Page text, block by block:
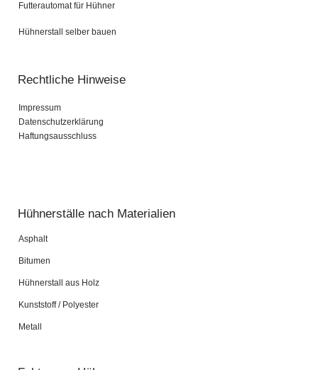
Futterautomat für Hühner
Hühnerstall selber bauen
Rechtliche Hinweise
Impressum
Datenschutzerklärung
Haftungsausschluss
Hühnerställe nach Materialien
Asphalt
Bitumen
Hühnerstall aus Holz
Kunststoff / Polyester
Metall